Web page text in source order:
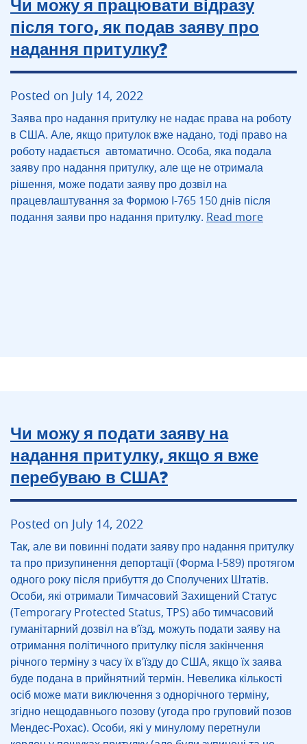
після того, як подав заяву про
надання притулку?
Posted on July 14, 2022
Заява про надання притулку не надає права на роботу
в США. Але, якщо притулок вже надано, тоді право на
роботу надається автоматично. Особа, яка подала
заяву про надання притулку, але ще не отримала
рішення, може подати заяву про дозвіл на
працевлаштування за Формою І-765 150 днів після
подання заяви про надання притулку. Read more
Чи можу я подати заяву на
надання притулку, якщо я вже
перебуваю в США?
Posted on July 14, 2022
Так, але ви повинні подати заяву про надання притулку
та про призупинення депортації (Форма І-589) протягом
одного року після прибуття до Сполучених Штатів.
Особи, які отримали Тимчасовий Захищений Статус
(Temporary Protected Status, TPS) або тимчасовий
гуманітарний дозвіл на в’їзд, можуть подати заяву на
отримання політичного притулку після закінчення
річного терміну з часу їх в’їзду до США, якщо їх заява
буде подана в прийнятний термін. Невелика кількості
осіб може мати виключення з однорічного терміну,
згідно нещодавнього позову (угода про груповий позов
Мендес-Рохас). Особи, які у минулому перетнули